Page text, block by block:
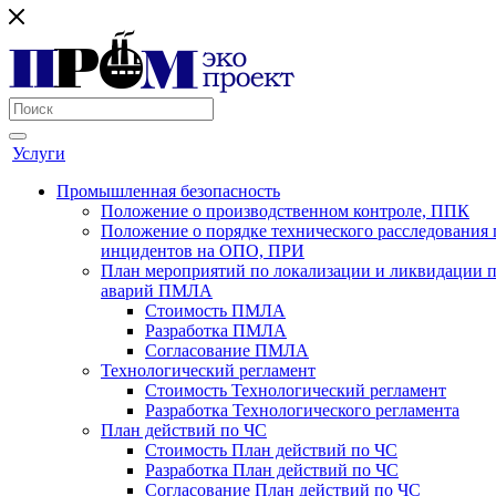
Услуги
Промышленная безопасность
Положение о производственном контроле, ППК
Положение о порядке технического расследования
инцидентов на ОПО, ПРИ
План мероприятий по локализации и ликвидации
аварий ПМЛА
Стоимость ПМЛА
Разработка ПМЛА
Согласование ПМЛА
Технологический регламент
Стоимость Технологический регламент
Разработка Технологического регламента
План действий по ЧС
Стоимость План действий по ЧС
Разработка План действий по ЧС
Согласование План действий по ЧС